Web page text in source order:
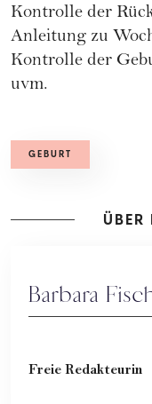
Kontrolle der
Anleitung zu
Kontrolle der
uvm.
GEBURT
Barbara
Freie Redakteurin